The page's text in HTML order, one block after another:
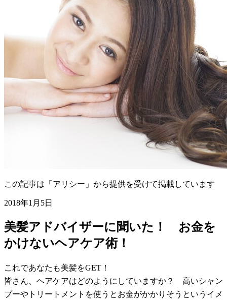
この記事は「アリシー」から提供を受けて掲載しています
2018年1月5日
美髪アドバイザーに聞いた！ お金を
かけないヘアケア術！
これであなたも美髪をGET！
皆さん、ヘアケアはどのようにしていますか？ 高いシャン
プーやトリートメントを使うとお金がかかりそうというイメ